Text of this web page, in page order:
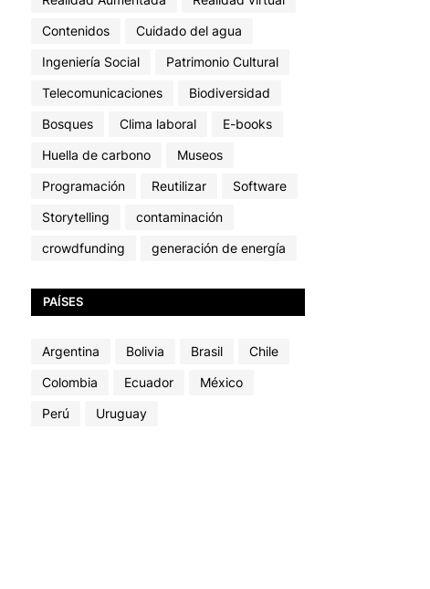
Contenidos
Cuidado del agua
Ingeniería Social
Patrimonio Cultural
Telecomunicaciones
Biodiversidad
Bosques
Clima laboral
E-books
Huella de carbono
Museos
Programación
Reutilizar
Software
Storytelling
contaminación
crowdfunding
generación de energía
PAÍSES
Argentina Bolivia Brasil
Chile
Colombia
Ecuador
México
Perú
Uruguay